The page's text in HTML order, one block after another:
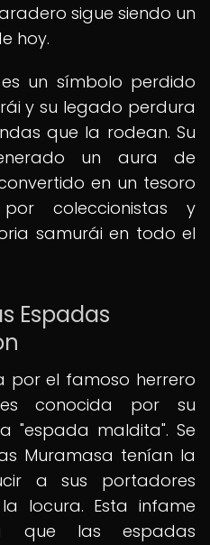
sigue siendo un
hoy.
un símbolo perdido
y su legado perdura
que la rodean. Su
un aura de
en un tesoro
coleccionistas y
samurái en todo el
Espadas
por el famoso herrero
es conocida por su
"espada maldita". Se
Muramasa tenían la
a sus portadores
locura. Esta infame
que las espadas